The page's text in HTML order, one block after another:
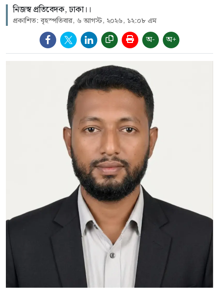
নিজস্ব প্রতিবেদক, ঢাকা।।
প্রকাশিত: বৃহস্পতিবার, ৬ আগস্ট, ২০২৬, ১২:০৮ এম
অ- অ+